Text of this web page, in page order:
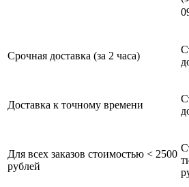
Срочная доставка (за 2 часа)
Доставка к точному времени
Для всех заказов стоимостью < 2500
рублей